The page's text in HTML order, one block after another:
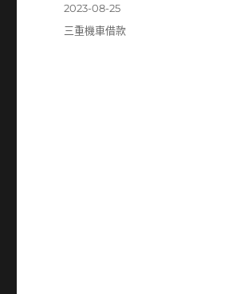
發
佈
2023-08-25
分
三重機車借款